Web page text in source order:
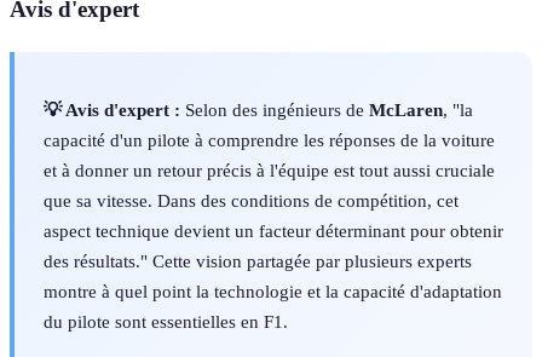
Avis d'expert
💡 Avis d'expert : Selon des ingénieurs de McLaren, "la
capacité d'un pilote à comprendre les réponses de la voiture
et à donner un retour précis à l'équipe est tout aussi cruciale
que sa vitesse. Dans des conditions de compétition, cet
aspect technique devient un facteur déterminant pour obtenir
des résultats." Cette vision partagée par plusieurs experts
montre à quel point la technologie et la capacité d'adaptation
du pilote sont essentielles en F1.